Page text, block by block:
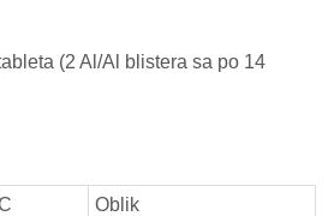
(2 Al/Al blistera sa po 14
Oblik